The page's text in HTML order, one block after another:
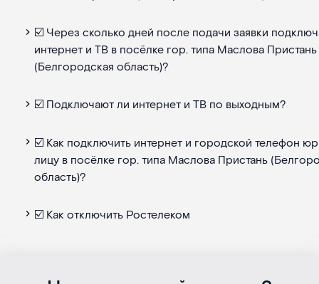
☑️ Через сколько дней после подачи заявки
интернет и ТВ в посёлке гор. типа Маслова Пристань
(Белгородская область)?
☑️ Подключают ли интернет и ТВ по выходным?
☑️ Как подключить интернет и городской телефон
лицу в посёлке гор. типа Маслова Пристань
область)?
☑️ Как отключить Ростелеком